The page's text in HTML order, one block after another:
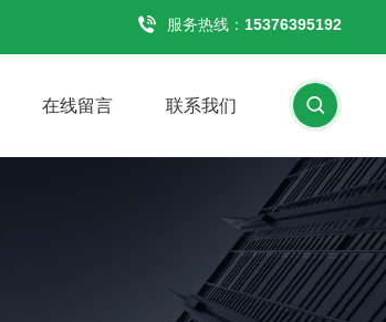
服务热线： 15376395192
在线留言 联系我们